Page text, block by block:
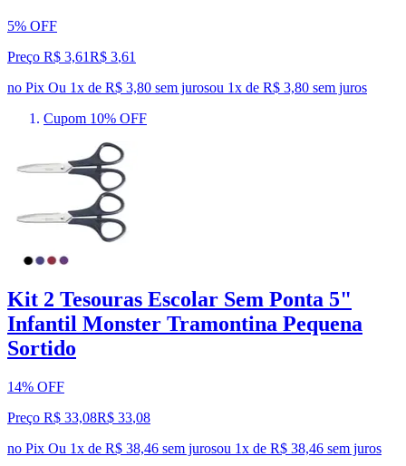
5% OFF
Preço R$ 3,61R$ 3,61
no Pix Ou 1x de R$ 3,80 sem jurosou 1x de R$ 3,80 sem juros
Cupom 10% OFF
Kit 2 Tesouras Escolar Sem Ponta 5"
Infantil Monster Tramontina Pequena
Sortido
14% OFF
Preço R$ 33,08R$ 33,08
no Pix Ou 1x de R$ 38,46 sem jurosou 1x de R$ 38,46 sem juros